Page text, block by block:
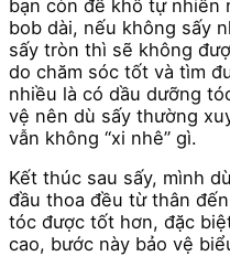
bạn còn để khô tự nhiên
bob dài, nếu không sấy
sấy tròn thì sẽ không
do chăm sóc tốt và tìm
nhiều là có dầu dưỡng
vệ nên dù sấy thường
vẫn không “xi nhê” gì.
Kết thúc sau sấy, mình
đầu thoa đều từ thân
tóc được tốt hơn, đặc
cao, bước này bảo vệ